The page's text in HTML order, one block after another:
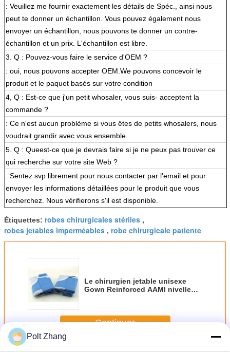
: Veuillez me fournir exactement les détails de Spéc., ainsi nous
peut te donner un échantillon. Vous pouvez également nous
envoyer un échantillon, nous pouvons te donner un contre-
échantillon et un prix. L'échantillon est libre.
3. Q : Pouvez-vous faire le service d'OEM ?
: oui, nous pouvons accepter OEM.We pouvons concevoir le
produit et le paquet basés sur votre condition
4, Q : Est-ce que j'un petit whosaler, vous suis- acceptent la
commande ?
: Ce n'est aucun problème si vous êtes de petits whosalers, nous
voudrait grandir avec vous ensemble.
5. Q : Queest-ce que je devrais faire si je ne peux pas trouver ce
qui recherche sur votre site Web ?
: Sentez svp librement pour nous contacter par l'email et pour
envoyer les informations détaillées pour le produit que vous
recherchez. Nous vérifierons s'il est disponible.
Étiquettes: robes chirurgicales stériles ,
robes jetables imperméables , robe chirurgicale patiente
Le chirurgien jetable unisexe
Gown Reinforced AAMI nivellent
Continuer
Polt Zhang